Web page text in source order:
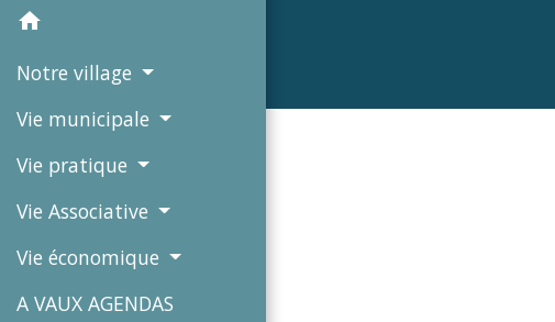
home
Notre village
Vie municipale
Vie pratique
Vie Associative
Vie économique
A VAUX AGENDAS